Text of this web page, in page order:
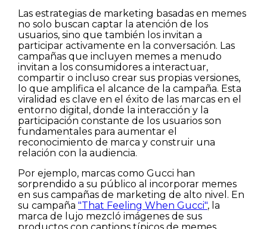
Las estrategias de marketing basadas en memes
no solo buscan captar la atención de los
usuarios, sino que también los invitan a
participar activamente en la conversación. Las
campañas que incluyen memes a menudo
invitan a los consumidores a interactuar,
compartir o incluso crear sus propias versiones,
lo que amplifica el alcance de la campaña. Esta
viralidad es clave en el éxito de las marcas en el
entorno digital, donde la interacción y la
participación constante de los usuarios son
fundamentales para aumentar el
reconocimiento de marca y construir una
relación con la audiencia.
Por ejemplo, marcas como Gucci han
sorprendido a su público al incorporar memes
en sus campañas de marketing de alto nivel. En
su campaña "That Feeling When Gucci", la
marca de lujo mezcló imágenes de sus